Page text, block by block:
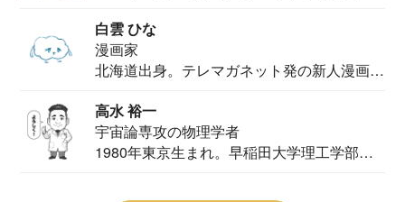
白雲 ひな
漫画家
北海道出身。テレマガネット発の新人漫画
高水 裕一
宇宙論専攻の物理学者
1980年東京生まれ。早稲田大学理工学部物